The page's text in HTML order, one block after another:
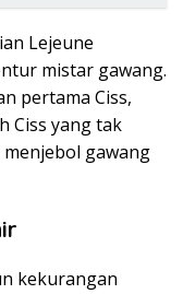
Lejeune
mistar gawang.
pertama Ciss,
Ciss yang tak
gawang
kekurangan